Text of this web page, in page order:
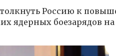
Россию к
ядерных боезарядов